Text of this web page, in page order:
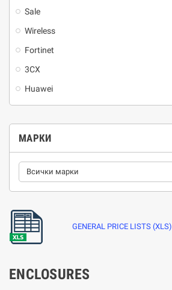
Sale
Wireless
Fortinet
3CX
Huawei
МАРКИ
GENERAL PRICE LISTS (XLS)
ENCLOSURES